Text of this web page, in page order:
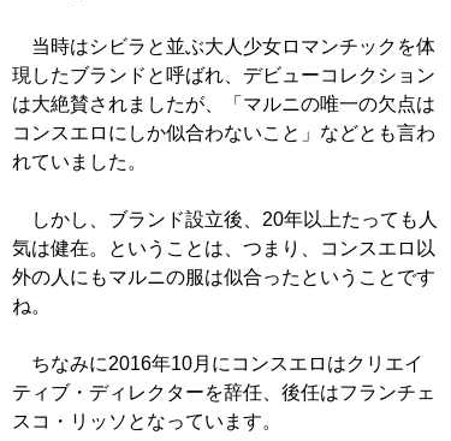
当時はシビラと並ぶ大人少女ロマンチックを体
現したブランドと呼ばれ、デビューコレクション
は大絶賛されましたが、「マルニの唯一の欠点は
コンスエロにしか似合わないこと」などとも言わ
れていました。
しかし、ブランド設立後、20年以上たっても人
気は健在。ということは、つまり、コンスエロ以
外の人にもマルニの服は似合ったということです
ね。
ちなみに2016年10月にコンスエロはクリエイ
ティブ・ディレクターを辞任、後任はフランチェ
スコ・リッソとなっています。